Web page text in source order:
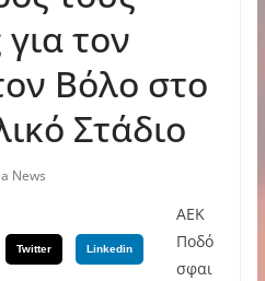
τον
Βόλο στο
Στάδιο
News
Twitter Linkedin
ΑΕΚ
Πoδό
σφαι